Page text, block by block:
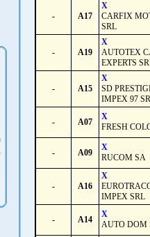
- A17
X
CARFIX
SRL
- A19
X
AUTOTEX
EXPERTS
- A15
X
SD
IMPEX 97
- A07
X
FRESH
- A09
X
RUCOM SA
- A16
X
IMPEX SRL
- A14
X
AUTO DOM